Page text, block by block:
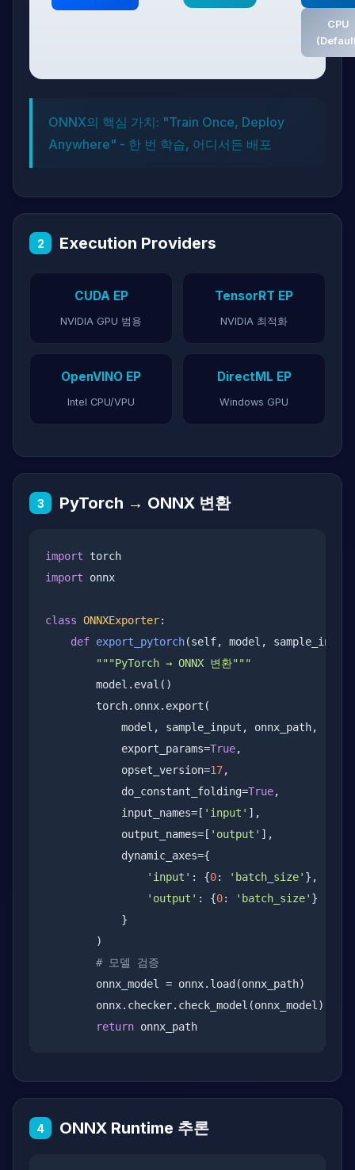
CPU
ONNX의 핵심 가치: "Train Once, Deploy
Anywhere" - 한 번 학습, 어디서든 배포
2 Execution Providers
CUDA EP
NVIDIA GPU 범용
TensorRT EP
NVIDIA 최적화
OpenVINO EP
Intel CPU/VPU
DirectML EP
Windows GPU
3 PyTorch → ONNX 변환
import
import onnx
class ONNXExporter:
def export_pytorch(self, model,
"""PyTorch → ONNX 변환"""
        model.eval()
        torch.onnx.export(
            model, sample_input, onnx_path,
            export_params=
True,
            opset_version=
17,
            do_constant_folding=
True,
            input_names=[
'input' ],
            output_names=[
'output' ],
            dynamic_axes={
'input' : {0: 'batch_size' },
'output' : {0: 'batch_size' }
            }
        )
# 모델 검증
        onnx_model = onnx.load(onnx_path)
        onnx.checker.check_model(onnx_model)
return onnx_path
4 ONNX Runtime 추론